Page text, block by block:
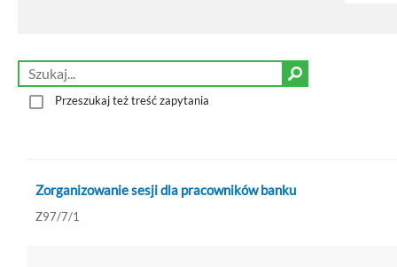
Przeszukaj też treść zapytania
Zorganizowanie sesji dla pracowników banku
Z97/7/1